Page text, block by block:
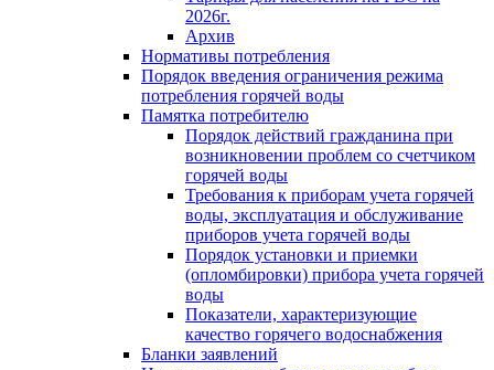
2026г.
Архив
Нормативы потребления
Порядок введения ограничения режима
потребления горячей воды
Памятка потребителю
Порядок действий гражданина при
возникновении проблем со счетчиком
горячей воды
Требования к приборам учета горячей
воды, эксплуатация и обслуживание
приборов учета горячей воды
Порядок установки и приемки
(опломбировки) прибора учета горячей
воды
Показатели, характеризующие
качество горячего водоснабжения
Бланки заявлений